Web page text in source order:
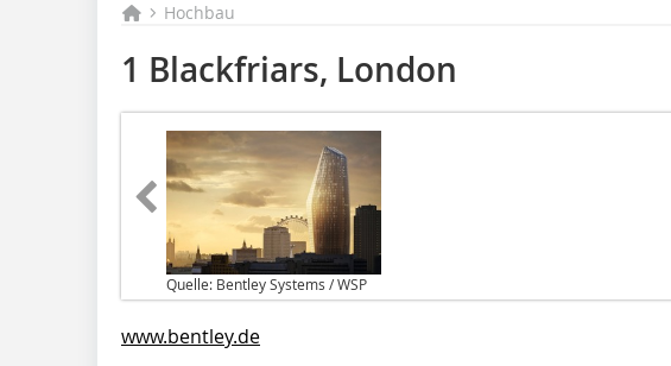
Hochbau
1 Blackfriars, London
Quelle: Bentley Systems / WSP
www.bentley.de